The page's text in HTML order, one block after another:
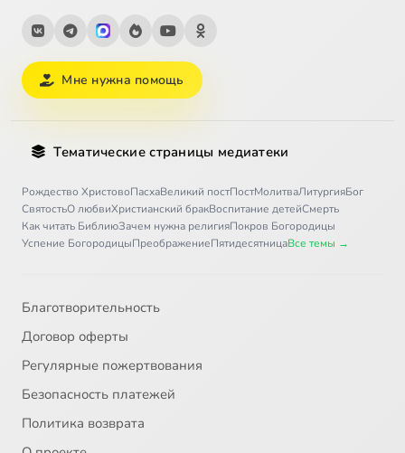
Мне нужна помощь
Тематические страницы медиатеки
Рождество ХристовоПасхаВеликий постПостМолитваЛитургияБог
СвятостьО любвиХристианский бракВоспитание детейСмерть
Как читать БиблиюЗачем нужна религияПокров Богородицы
Успение БогородицыПреображениеПятидесятницаВсе темы →
Благотворительность
Договор оферты
Регулярные пожертвования
Безопасность платежей
Политика возврата